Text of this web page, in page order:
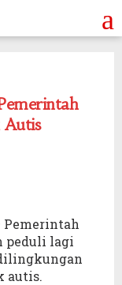
Autis
peduli lagi
autis.